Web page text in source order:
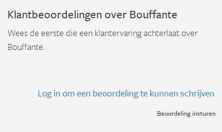
Klantbeoordelingen over Bouffante
Wees de eerste die een klantervaring achterlaat over
Bouffante.
Log in om een beoordeling te kunnen schrijven
Beoordeling insturen